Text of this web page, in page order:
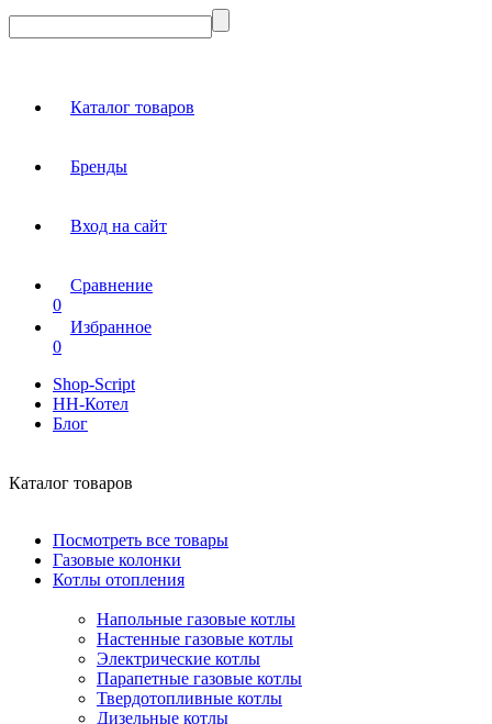
Каталог товаров
Бренды
Вход на сайт
Сравнение
0
Избранное
0
Shop-Script
НН-Котел
Блог
Каталог товаров
Посмотреть все товары
Газовые колонки
Котлы отопления
Напольные газовые котлы
Настенные газовые котлы
Электрические котлы
Парапетные газовые котлы
Твердотопливные котлы
Дизельные котлы